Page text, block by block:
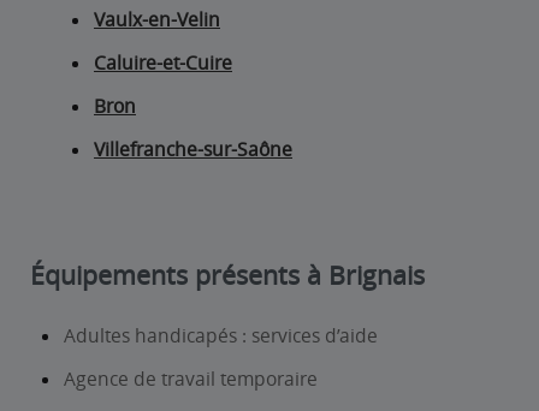
Vaulx-en-Velin
Caluire-et-Cuire
Bron
Villefranche-sur-Saône
Équipements présents à Brignais
Adultes handicapés : services d’aide
Agence de travail temporaire